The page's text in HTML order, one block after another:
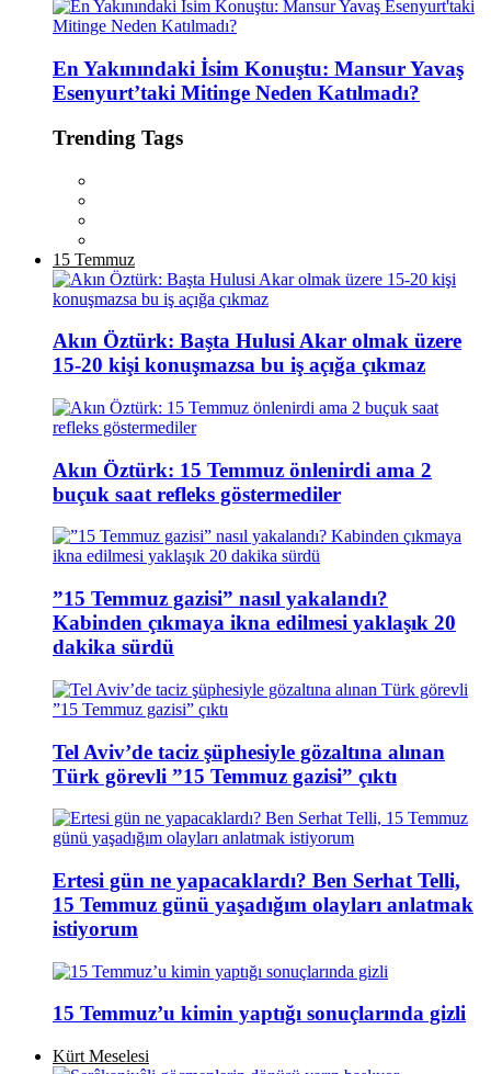
En Yakınındaki İsim Konuştu: Mansur Yavaş
Esenyurt’taki Mitinge Neden Katılmadı?
Trending Tags
15 Temmuz
Akın Öztürk: Başta Hulusi Akar olmak üzere
15-20 kişi konuşmazsa bu iş açığa çıkmaz
Akın Öztürk: 15 Temmuz önlenirdi ama 2
buçuk saat refleks göstermediler
”15 Temmuz gazisi” nasıl yakalandı?
Kabinden çıkmaya ikna edilmesi yaklaşık 20
dakika sürdü
Tel Aviv’de taciz şüphesiyle gözaltına alınan
Türk görevli ”15 Temmuz gazisi” çıktı
Ertesi gün ne yapacaklardı? Ben Serhat Telli,
15 Temmuz günü yaşadığım olayları anlatmak
istiyorum
15 Temmuz’u kimin yaptığı sonuçlarında gizli
Kürt Meselesi